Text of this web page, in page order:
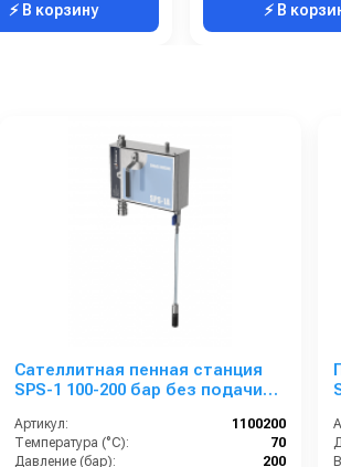
⚡ В корзину ⚡ В
Сателлитная пенная станция
SPS-1 100-200 бар без подачи
Артикул:
1100200
Температура (°C):
70
Давление (бар):
200